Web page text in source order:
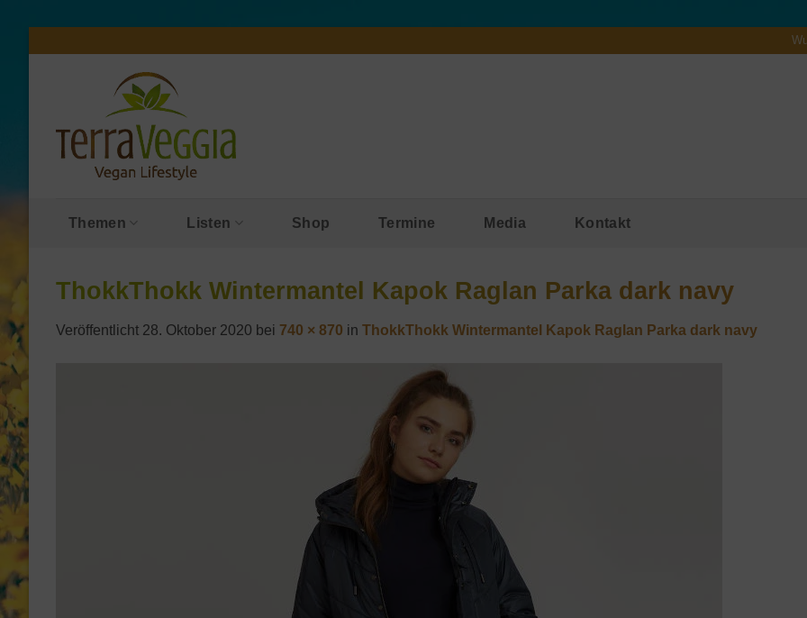
Themen Listen Shop Termine Media Kontakt
ThokkThokk Wintermantel Kapok Raglan Parka dark navy
Veröffentlicht 28. Oktober 2020 bei 740 × 870 in ThokkThokk Wintermantel Kapok Raglan Parka dark navy